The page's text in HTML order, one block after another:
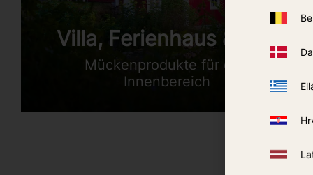
Villa, Ferienhaus & Hof
Mückenprodukte für den
Innenbereich